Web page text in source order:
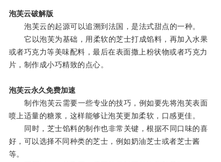
泡芙云破解版
泡芙云的起源可以追溯到法国，是法式甜点的一种。
它以泡芙为基础，用柔软的芝士打成馅料，再加入水果
或者巧克力等美味配料，最后在表面撒上粉状物或者巧克力
片，制作成小巧精致的点心。
泡芙云永久免费加速
制作泡芙云需要一些专业的技巧，例如要先将泡芙表面
喷上适量的糖浆，这样能够让泡芙更加柔软，口感更佳。
同时，芝士馅料的制作也非常关键，根据不同口味的喜
好，可以选择不同种类的芝士，例如奶油芝士或者芝士酱
等。